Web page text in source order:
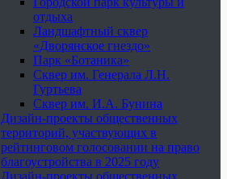
отдыха
Ландшафтный сквер
«Дворянское гнездо»
Парк «Ботаника»
Сквер им. Генерала Л.Н.
Гуртьева
Сквер им. И.А. Бунина
Дизайн-проекты общественных
территорий, участвующих в
рейтинговом голосовании на право
благоустройства в 2025 году
Дизайн-проекты общественных